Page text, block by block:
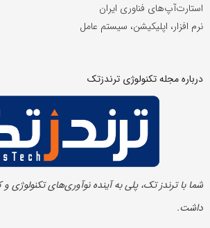
استارت‌آپ‌های فناوری ایران
نرم افزار، اپلیکیشن، سیستم عامل
درباره مجله تکنولوژی ترندزتک
شما با ترندز تک، پلی به آینده‌ نوآوری‌های
داشت.